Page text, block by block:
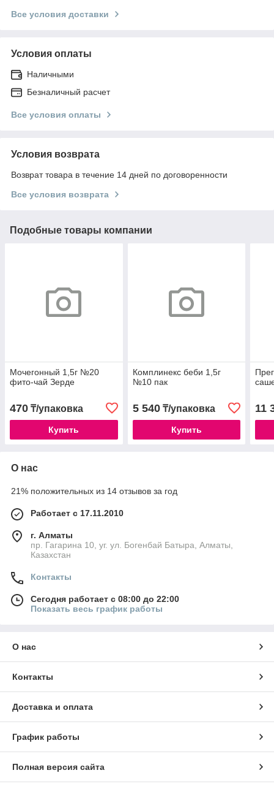
Все условия доставки
Условия оплаты
Наличными
Безналичный расчет
Все условия оплаты
Условия возврата
Возврат товара в течение 14 дней по договоренности
Все условия возврата
Подобные товары компании
Мочегонный 1,5г №20
фито-чай Зерде
470 ₸/упаковка
Купить
Комплинекс беби 1,5г
№10 пак
5 540₸/упаковка
Купить
11
О нас
21% положительных из 14 отзывов за год
Работает с 17.11.2010
г. Алматы
пр. Гагарина 10, уг. ул. Богенбай Батыра, Алматы,
Казахстан
Контакты
Сегодня работает с 08:00 до 22:00
Показать весь график работы
О нас
Контакты
Доставка и оплата
График работы
Полная версия сайта